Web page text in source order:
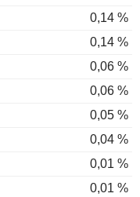
0,14 %
0,14 %
0,06 %
0,06 %
0,05 %
0,04 %
0,01 %
0,01 %